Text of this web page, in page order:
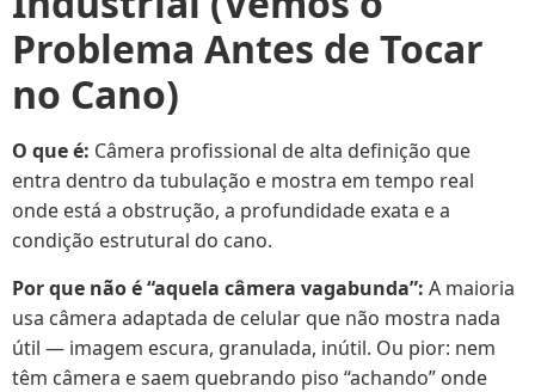
Problema Antes de Tocar
no Cano)
O que é: Câmera profissional de alta definição que
entra dentro da tubulação e mostra em tempo real
onde está a obstrução, a profundidade exata e a
condição estrutural do cano.
Por que não é “aquela câmera vagabunda”: A maioria
usa câmera adaptada de celular que não mostra nada
útil — imagem escura, granulada, inútil. Ou pior: nem
têm câmera e saem quebrando piso “achando” onde